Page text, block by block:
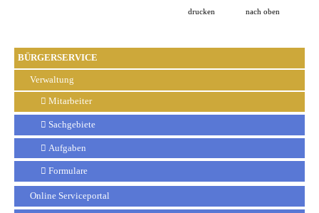
BÜRGERSERVICE
Verwaltung
Mitarbeiter
Sachgebiete
Aufgaben
Formulare
Online Serviceportal
drucken nach oben